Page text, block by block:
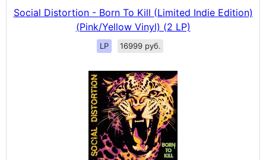
Social Distortion - Born To Kill (Limited Indie Edition)
(Pink/Yellow Vinyl) (2 LP)
LP 16999 руб.